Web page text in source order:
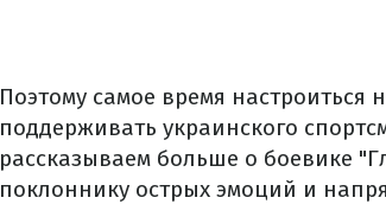
Поэтому самое время настроиться
поддерживать украинского
рассказываем больше о боевике
поклоннику острых эмоций и